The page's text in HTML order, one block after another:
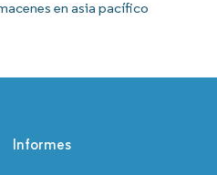
en asia pacífico
Informes